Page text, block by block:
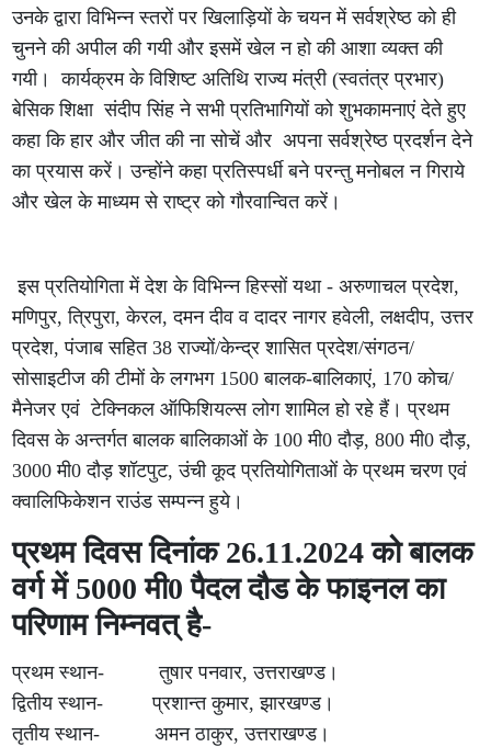
उनके द्वारा विभिन्न स्तरों पर खिलाड़ियों के चयन में सर्वश्रेष्ठ को ही
चुनने की अपील की गयी और इसमें खेल न हो की आशा व्यक्त की
गयी। कार्यक्रम के विशिष्ट अतिथि राज्य मंत्री (स्वतंत्र प्रभार)
बेसिक शिक्षा संदीप सिंह ने सभी प्रतिभागियों को शुभकामनाएं देते हुए
कहा कि हार और जीत की ना सोचें और अपना सर्वश्रेष्ठ प्रदर्शन देने
का प्रयास करें। उन्होंने कहा प्रतिस्पर्धी बने परन्तु मनोबल न गिराये
और खेल के माध्यम से राष्ट्र को गौरवान्वित करें।
इस प्रतियोगिता में देश के विभिन्न हिस्सों यथा - अरुणाचल प्रदेश,
मणिपुर, त्रिपुरा, केरल, दमन दीव व दादर नागर हवेली, लक्षदीप, उत्तर
प्रदेश, पंजाब सहित 38 राज्यों/केन्द्र शासित प्रदेश/संगठन/
सोसाइटीज की टीमों के लगभग 1500 बालक-बालिकाएं, 170 कोच/
मैनेजर एवं टेक्निकल ऑफिशियल्स लोग शामिल हो रहे हैं। प्रथम
दिवस के अन्तर्गत बालक बालिकाओं के 100 मी0 दौड़, 800 मी0 दौड़,
3000 मी0 दौड़ शॉटपुट, उंची कूद प्रतियोगिताओं के प्रथम चरण एवं
क्वालिफिकेशन राउंड सम्पन्न हुये।
प्रथम दिवस दिनांक 26.11.2024 को बालक
वर्ग में 5000 मी0 पैदल दौड के फाइनल का
परिणाम निम्नवत् है-
प्रथम स्थान- तुषार पनवार, उत्तराखण्ड।
द्वितीय स्थान- प्रशान्त कुमार, झारखण्ड।
तृतीय स्थान- अमन ठाकुर, उत्तराखण्ड।